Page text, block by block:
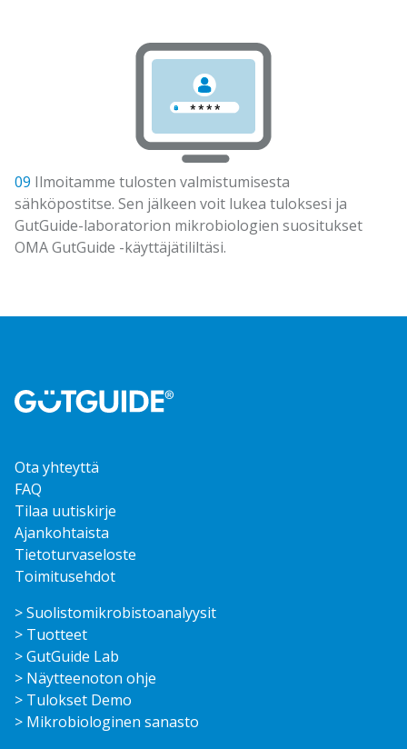
09 Ilmoitamme tulosten valmistumisesta
sähköpostitse. Sen jälkeen voit lukea tuloksesi ja
GutGuide-laboratorion mikrobiologien suositukset
OMA GutGuide -käyttäjätililtäsi.
Ota yhteyttä
FAQ
Tilaa uutiskirje
Ajankohtaista
Tietoturvaseloste
Toimitusehdot
> Suolisto­mikrobisto­analyysit
> Tuotteet
> GutGuide Lab
> Näytteenoton ohje
> Tulokset Demo
> Mikrobiologinen sanasto